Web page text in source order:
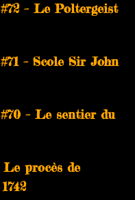
– Le Poltergeist
– Scole Sir John
– Le sentier du
procès de